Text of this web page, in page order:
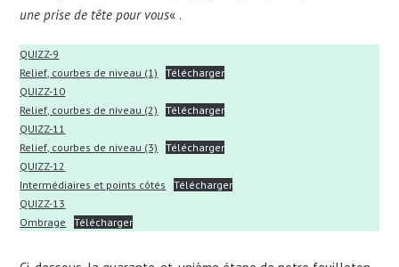
une prise de tête pour vous« .
QUIZZ-9
Relief, courbes de niveau (1)
Télécharger
QUIZZ-10
Relief, courbes de niveau (2)
Télécharger
QUIZZ-11
Relief, courbes de niveau (3)
Télécharger
QUIZZ-12
Intermédiaires et points côtés
Télécharger
QUIZZ-13
Ombrage
Télécharger